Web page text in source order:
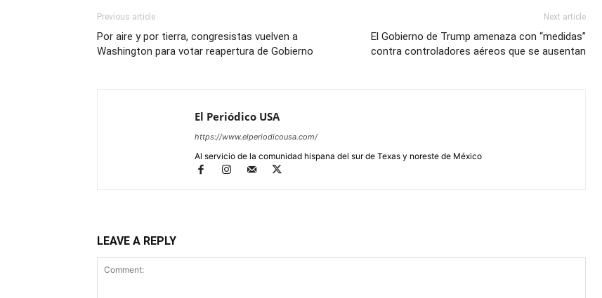
Previous article
Por aire y por tierra, congresistas vuelven a
Washington para votar reapertura de Gobierno
Next article
El Gobierno de Trump amenaza con “medidas”
contra controladores aéreos que se ausentan
El Periódico USA
https://www.elperiodicousa.com/
Al servicio de la comunidad hispana del sur de Texas y noreste de México
LEAVE A REPLY